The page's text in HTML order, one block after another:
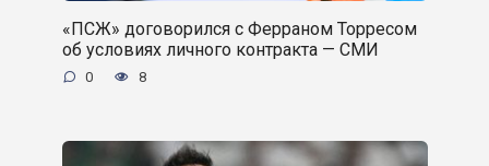
«ПСЖ» договорился с Ферраном Торресом
об условиях личного контракта — СМИ
0 8